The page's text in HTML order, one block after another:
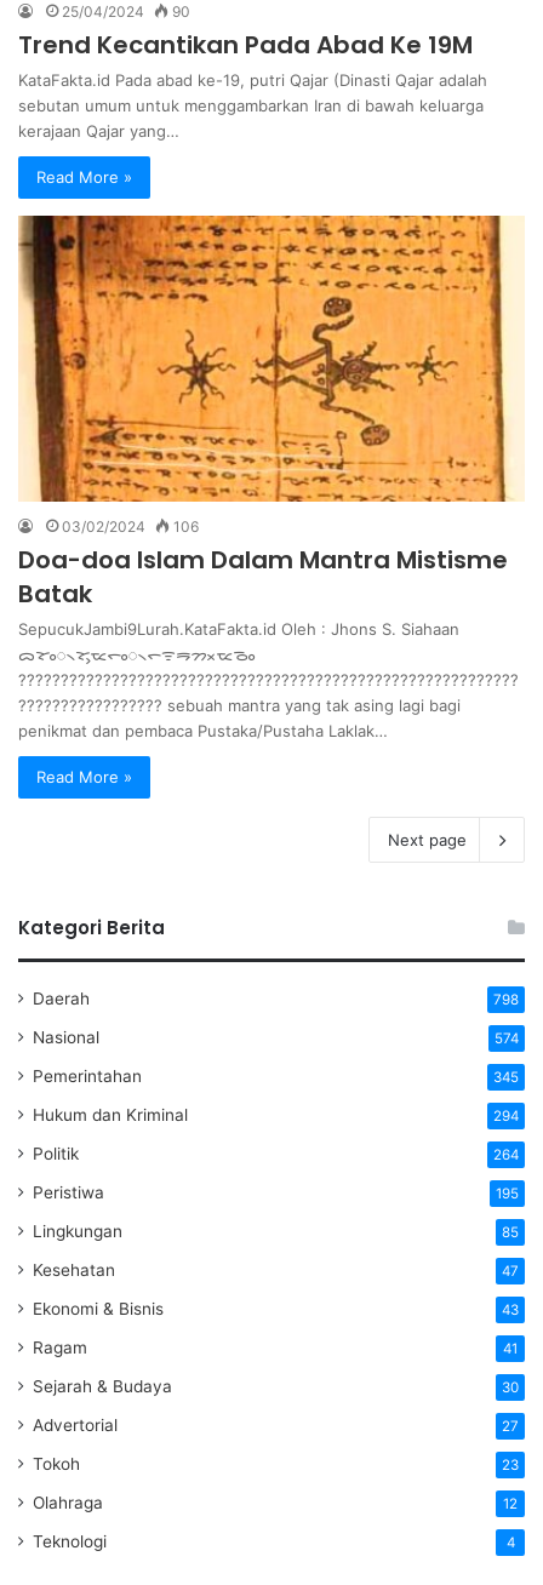
25/04/2024 90
Trend Kecantikan Pada Abad Ke 19M
KataFakta.id Pada abad ke-19, putri Qajar (Dinasti Qajar adalah
sebutan umum untuk menggambarkan Iran di bawah keluarga
kerajaan Qajar yang…
Read More »
03/02/2024 106
Doa-doa Islam Dalam Mantra Mistisme
Batak
SepucukJambi9Lurah.KataFakta.id Oleh : Jhons S. Siahaan
ᯅᯘᯪ᯲ᯘᯮᯔᯞᯪ᯲ᯞᯤᯒᯂᯬᯔᯉᯪ
???????????????????????????????????????????????????????????
????????????????? sebuah mantra yang tak asing lagi bagi
penikmat dan pembaca Pustaka/Pustaha Laklak…
Read More »
Next page
Kategori Berita
Daerah 798
Nasional 574
Pemerintahan 345
Hukum dan Kriminal 294
Politik 264
Peristiwa 195
Lingkungan 85
Kesehatan 47
Ekonomi & Bisnis 43
Ragam 41
Sejarah & Budaya 30
Advertorial 27
Tokoh 23
Olahraga 12
Teknologi 4